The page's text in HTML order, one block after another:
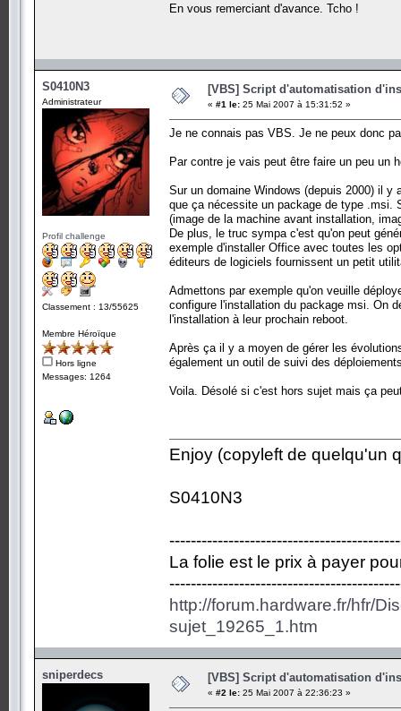
En vous remerciant d'avance. Tcho !
S0410N3
Administrateur
Profil challenge
Classement : 13/55625
Membre Héroïque
Hors ligne
Messages: 1264
[VBS] Script d'automatisation
« #1 le: 25 Mai 2007 à 15:31:52 »
Je ne connais pas VBS. Je ne peux donc
Par contre je vais peut être faire un peu un
Sur un domaine Windows (depuis 2000) il
que ça nécessite un package de type .msi.
(image de la machine avant installation,
De plus, le truc sympa c'est qu'on peut
exemple d'installer Office avec toutes les
éditeurs de logiciels fournissent un petit
Admettons par exemple qu'on veuille
configure l'installation du package msi. On
l'installation à leur prochain reboot.
Après ça il y a moyen de gérer les
également un outil de suivi des
Voila. Désolé si c'est hors sujet mais ça
Enjoy (copyleft de quelqu'un
S0410N3
La folie est le prix à payer
http://forum.hardware.fr/hfr/
sujet_19265_1.htm
sniperdecs [VBS] Script d'automatisation
« #2 le: 25 Mai 2007 à 22:36:23 »